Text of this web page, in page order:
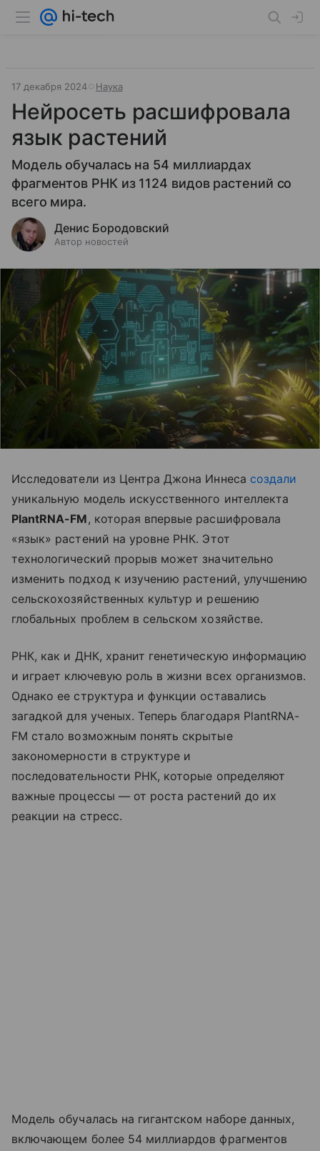
17 декабря 2024 Наука
Нейросеть расшифровала
язык растений
Модель обучалась на 54 миллиардах
фрагментов РНК из 1124 видов растений со
всего мира.
Денис Бородовский
Автор новостей
Исследователи из Центра Джона Иннеса создали
уникальную модель искусственного интеллекта
PlantRNA-FM, которая впервые расшифровала
«язык» растений на уровне РНК. Этот
технологический прорыв может значительно
изменить подход к изучению растений, улучшению
сельскохозяйственных культур и решению
глобальных проблем в сельском хозяйстве.
РНК, как и ДНК, хранит генетическую информацию
и играет ключевую роль в жизни всех организмов.
Однако ее структура и функции оставались
загадкой для ученых. Теперь благодаря PlantRNA-
FM стало возможным понять скрытые
закономерности в структуре и
последовательности РНК, которые определяют
важные процессы — от роста растений до их
реакции на стресс.
Модель обучалась на гигантском наборе данных,
включающем более 54 миллиардов фрагментов